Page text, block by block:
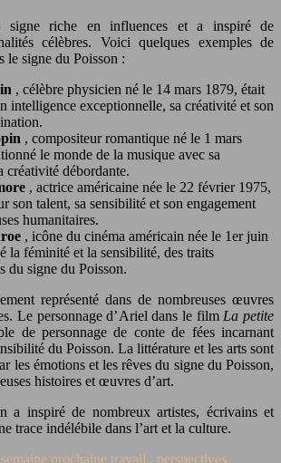
signe riche en influences et a inspiré de
célèbres. Voici quelques exemples de
le signe du Poisson :
, célèbre physicien né le 14 mars 1879, était
intelligence exceptionnelle, sa créativité et son
, compositeur romantique né le 1 mars
le monde de la musique avec sa
créativité débordante.
, actrice américaine née le 22 février 1975,
son talent, sa sensibilité et son engagement
humanitaires.
, icône du cinéma américain née le 1er juin
la féminité et la sensibilité, des traits
du signe du Poisson.
représenté dans de nombreuses œuvres
Le personnage d’Ariel dans le film La petite
de personnage de conte de fées incarnant
du Poisson. La littérature et les arts sont
les émotions et les rêves du signe du Poisson,
histoires et œuvres d’art.
a inspiré de nombreux artistes, écrivains et
trace indélébile dans l’art et la culture.
prochaine travail : perspectives